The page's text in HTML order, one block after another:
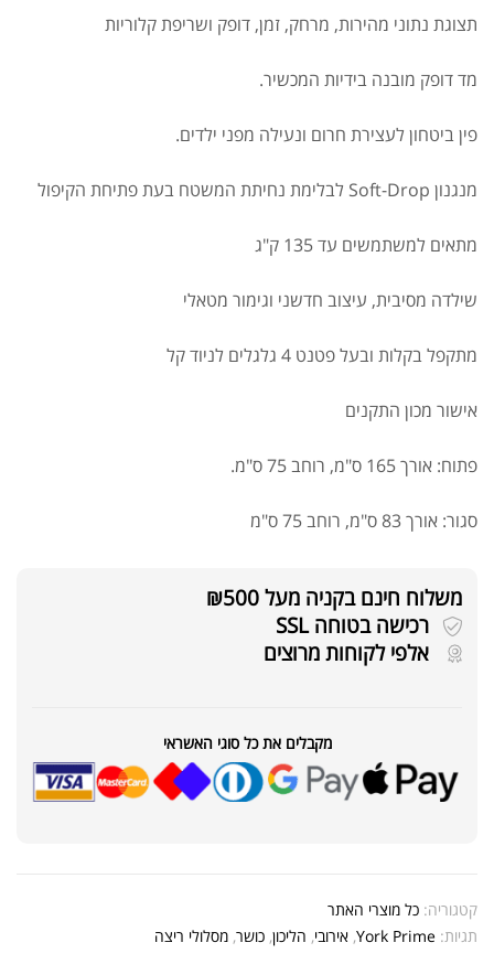
תצוגת נתוני מהירות, מרחק, זמן, דופק ושריפת קלוריות
מד דופק מובנה בידיות המכשיר.
פין ביטחון לעצירת חרום ונעילה מפני ילדים.
מנגנון Soft-Drop לבלימת נחיתת המשטח בעת פתיחת הקיפול
מתאים למשתמשים עד 135 ק"ג
שילדה מסיבית, עיצוב חדשני וגימור מטאלי
מתקפל בקלות ובעל פטנט 4 גלגלים לניוד קל
אישור מכון התקנים
פתוח: אורך 165 ס"מ, רוחב 75 ס"מ.
סגור: אורך 83 ס"מ, רוחב 75 ס"מ
משלוח חינם בקניה מעל ₪500
רכישה בטוחה SSL
אלפי לקוחות מרוצים
מקבלים את כל סוגי האשראי
קטגוריה: כל מוצרי האתר
תגיות: York Prime
, אירובי, הליכון, כושר, מסלולי ריצה